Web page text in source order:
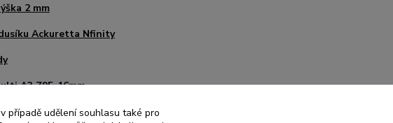
2 mm
Ackuretta Nfinity
A3 Z95-16mm
3D Starter Kit
případě udělení souhlasu také pro